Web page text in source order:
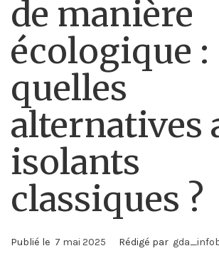
de manière
écologique :
quelles
alternatives
isolants
classiques ?
Publié le 7 mai 2025 Rédigé par